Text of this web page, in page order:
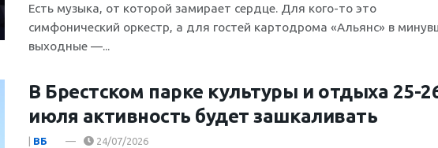
Есть музыка, от которой замирает сердце. Для кого-то это
симфонический оркестр, а для гостей картодрома «Альянс» в
выходные —...
В Брестском парке культуры и отдыха 25-
июля активность будет зашкаливать
| ВБ 24/07/2026